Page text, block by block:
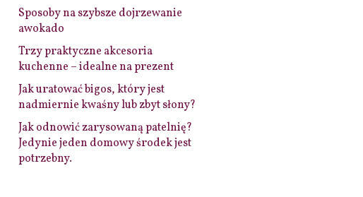
Sposoby na szybsze dojrzewanie
awokado
Trzy praktyczne akcesoria
kuchenne – idealne na prezent
Jak uratować bigos, który jest
nadmiernie kwaśny lub zbyt słony?
Jak odnowić zarysowaną patelnię?
Jedynie jeden domowy środek jest
potrzebny.